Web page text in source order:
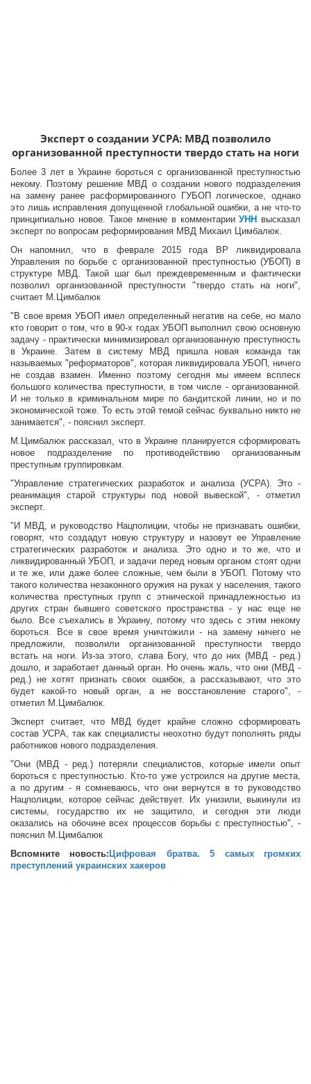
Эксперт о создании УСРА: МВД позволило
организованной преступности твердо стать на ноги
Более 3 лет в Украине бороться с организованной преступностью
некому. Поэтому решение МВД о создании нового подразделения
на замену ранее расформированного ГУБОП логическое, однако
это лишь исправления допущенной глобальной ошибки, а не что-то
принципиально новое. Такое мнение в комментарииУНН высказал
эксперт по вопросам реформирования МВД Михаил Цимбалюк.
Он напомнил, что в феврале 2015 года ВР ликвидировала
Управления по борьбе с организованной преступностью (УБОП) в
структуре МВД. Такой шаг был преждевременным и фактически
позволил организованной преступности "твердо стать на ноги",
считает М.Цимбалюк
"В свое время УБОП имел определенный негатив на себе, но мало
кто говорит о том, что в 90-х годах УБОП выполнил свою основную
задачу - практически минимизировал организованную преступность
в Украине. Затем в систему МВД пришла новая команда так
называемых "реформаторов", которая ликвидировала УБОП, ничего
не создав взамен. Именно поэтому сегодня мы имеем всплеск
большого количества преступности, в том числе - организованной.
И не только в криминальном мире по бандитской линии, но и по
экономической тоже. То есть этой темой сейчас буквально никто не
занимается", - пояснил эксперт.
М.Цимбалюк рассказал, что в Украине планируется сформировать
новое подразделение по противодействию организованным
преступным группировкам.
"Управление стратегических разработок и анализа (УСРА). Это -
реанимация старой структуры под новой вывеской", - отметил
эксперт.
"И МВД, и руководство Нацполиции, чтобы не признавать ошибки,
говорят, что создадут новую структуру и назовут ее Управление
стратегических разработок и анализа. Это одно и то же, что и
ликвидированный УБОП, и задачи перед новым органом стоят одни
и те же, или даже более сложные, чем были в УБОП. Потому что
такого количества незаконного оружия на руках у населения, такого
количества преступных групп с этнической принадлежностью из
других стран бывшего советского пространства - у нас еще не
было. Все съехались в Украину, потому что здесь с этим некому
бороться. Все в свое время уничтожили - на замену ничего не
предложили, позволили организованной преступности твердо
встать на ноги. Из-за этого, слава Богу, что до них (МВД - ред.)
дошло, и заработает данный орган. Но очень жаль, что они (МВД -
ред.) не хотят признать своих ошибок, а рассказывают, что это
будет какой-то новый орган, а не восстановление старого", -
отметил М.Цимбалюк.
Эксперт считает, что МВД будет крайне сложно сформировать
состав УСРА, так как специалисты неохотно будут пополнять ряды
работников нового подразделения.
"Они (МВД - ред.) потеряли специалистов, которые имели опыт
бороться с преступностью. Кто-то уже устроился на другие места,
а по другим - я сомневаюсь, что они вернутся в то руководство
Нацполиции, которое сейчас действует. Их унизили, выкинули из
системы, государство их не защитило, и сегодня эти люди
оказались на обочине всех процессов борьбы с преступностью", -
пояснил М.Цимбалюк
Вспомните новость: Цифровая братва. 5 самых громких
преступлений украинских хакеров